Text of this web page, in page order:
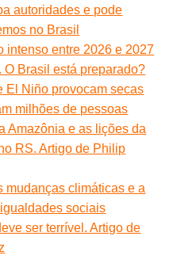
autoridades e pode
no Brasil
intenso entre 2026 e 2027
O Brasil está preparado?
El Niño provocam secas
milhões de pessoas
Amazônia e as lições da
RS. Artigo de Philip
mudanças climáticas e a
sociais
ser terrível. Artigo de